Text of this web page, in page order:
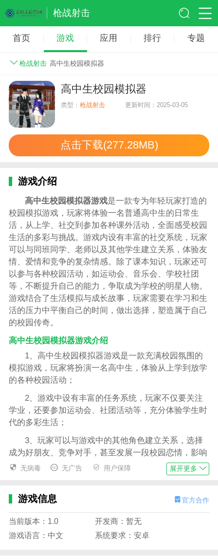
枪战射击
首页 游戏 应用 排行 专题
枪战射击 高中生校园模拟器
高中生校园模拟器
类型：枪战射击 更新时间：2025-03-05
点击下载(277.28MB)
游戏介绍
高中生校园模拟器游戏是一款专为年轻玩家打造的
校园模拟游戏，玩家将体验一名普通高中生的日常生
活，从上学、社交到参加各种课外活动，全面感受校园
生活的多彩与挑战。游戏内设有丰富的社交系统，玩家
可以与同班同学、老师以及其他学生建立关系，体验友
情、爱情和竞争的复杂情感。除了课本知识，玩家还可
以参与各种校园活动，如运动会、音乐会、学校社团
等，不断提升自己的能力，争取成为学校的明星人物。
游戏结合了生活模拟与成长故事，玩家需要在学习和生
活的压力中平衡自己的时间，做出选择，塑造属于自己
的校园传奇。
高中生校园模拟器游戏介绍
1、高中生校园模拟器游戏是一款充满校园氛围的
模拟游戏，玩家将扮演一名高中生，体验从上学到放学
的各种校园活动；
2、游戏中设有丰富的任务系统，玩家不仅要关注
学业，还要参加运动会、社团活动等，充分体验学生时
代的多彩生活；
3、玩家可以与游戏中的其他角色建立关系，选择
成为好朋友、竞争对手，甚至发展一段校园恋情，影响
自己在校园中的地位；
家可以提升角色的能力，解锁更多的校园事件和故事情
高中生校园模拟器游戏玩法
1、玩家可以自由选择不同的校园活动，包括上
无病毒 无广告 用户保障 展开更多
游戏信息 官方合作
当前版本：1.0
开发商：暂无
游戏语言：中文
系统要求：安卓